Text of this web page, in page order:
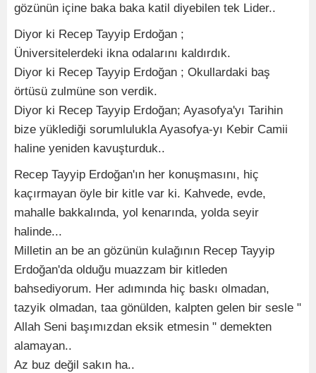
gözünün içine baka baka katil diyebilen tek Lider..
Diyor ki Recep Tayyip Erdoğan ;
Üniversitelerdeki ikna odalarını kaldırdık.
Diyor ki Recep Tayyip Erdoğan ; Okullardaki baş
örtüsü zulmüne son verdik.
Diyor ki Recep Tayyip Erdoğan; Ayasofya'yı Tarihin
bize yüklediği sorumlulukla Ayasofya-yı Kebir Camii
haline yeniden kavuşturduk..
Recep Tayyip Erdoğan'ın her konuşmasını, hiç
kaçırmayan öyle bir kitle var ki. Kahvede, evde,
mahalle bakkalında, yol kenarında, yolda seyir
halinde...
Milletin an be an gözünün kulağının Recep Tayyip
Erdoğan'da olduğu muazzam bir kitleden
bahsediyorum. Her adımında hiç baskı olmadan,
tazyik olmadan, taa gönülden, kalpten gelen bir sesle "
Allah Seni başımızdan eksik etmesin " demekten
alamayan..
Az buz değil sakın ha..